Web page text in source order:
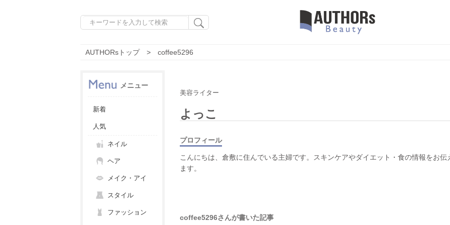
AUTHORsトップ coffee5296
メニュー
新着
人気
ネイル
ヘア
メイク・アイ
スタイル
ファッション
美容ライター
よっこ
プロフィール
こんにちは、倉敷に住んでいる主婦です。スキンケアやダイエット・食の情報をお伝
ます。
coffee5296さんが書いた記事